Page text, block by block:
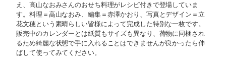
え、高山なおみさんのおせち料理がレシピ付きで登場していま
す。料理＝高山なおみ、編集＝赤澤かおり、写真とデザイン＝立
花文穂という素晴らしい皆様によって完成した特別な一枚です。
販売中のカレンダーとは紙質もサイズも異なり、荷物に同梱され
るため綺麗な状態で手に入れることはできませんが良かったら伸
ばして使ってみてください。⁡